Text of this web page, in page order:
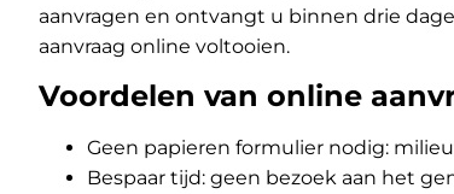
aanvragen en ontvangt u binnen drie
aanvraag online voltooien.
Voordelen van online
Geen papieren formulier nodig:
Bespaar tijd: geen bezoek aan het